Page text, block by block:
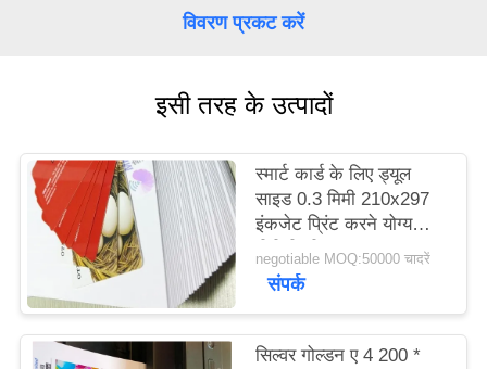
उद्धरण
का
अनुरोध
साइटमैप
विवरण प्रकट करें
इसी तरह के उत्पादों
स्मार्ट कार्ड के लिए ड्यूल
साइड 0.3 मिमी 210x297
इंकजेट प्रिंट करने योग्य
पीवीसी शीट्स
negotiable MOQ:50000 चादरें
संपर्क
सिल्वर गोल्डन ए 4 200 *